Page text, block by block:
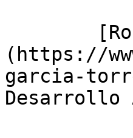
(https://
garcia-
Desarrollo